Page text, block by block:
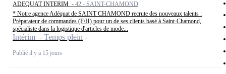
ADEQUAT INTERIM - 42 - SAINT-CHAMOND
* Notre agence Adéquat de SAINT CHAMOND recrute des nouveaux talents :
Préparateur de commandes (F/H) pour un de ses clients basé à Saint-Chamond,
spécialiste dans la logistique d'articles de mode...
Intérim - Temps plein
Publié il y a 15 jours